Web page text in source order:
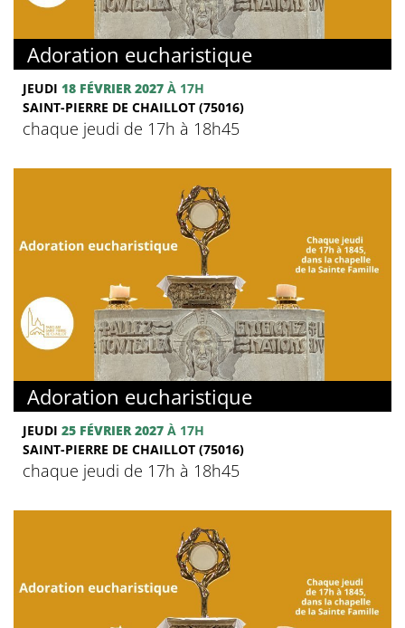
Adoration eucharistique
JEUDI 18 FÉVRIER 2027 À 17H
SAINT-PIERRE DE CHAILLOT (75016)
chaque jeudi de 17h à 18h45
Adoration eucharistique
JEUDI 25 FÉVRIER 2027 À 17H
SAINT-PIERRE DE CHAILLOT (75016)
chaque jeudi de 17h à 18h45